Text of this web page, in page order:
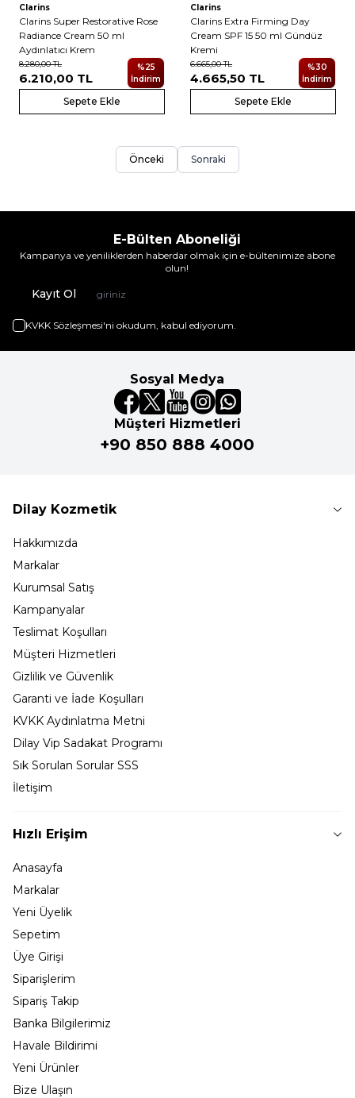
Clarins
Clarins Super Restorative Rose
Radiance Cream 50 ml
Aydınlatıcı Krem
8.280,00TL
6.210,00 TL
%25
İndirim
Sepete Ekle
Clarins
Clarins Extra Firming Day
Cream SPF 15 50 ml Gündüz
Kremi
6.665,00TL
4.665,50 TL
%30
İndirim
Sepete Ekle
Önceki Sonraki
E-Bülten Aboneliği
Kampanya ve yeniliklerden haberdar olmak için e-bültenimize abone
olun!
Kayıt Ol
KVKK Sözleşmesi'ni okudum, kabul ediyorum.
Sosyal Medya
Müşteri Hizmetleri
+90 850 888 4000
Dilay Kozmetik
Hakkımızda
Markalar
Kurumsal Satış
Kampanyalar
Teslimat Koşulları
Müşteri Hizmetleri
Gizlilik ve Güvenlik
Garanti ve İade Koşulları
KVKK Aydınlatma Metni
Dilay Vip Sadakat Programı
Sık Sorulan Sorular SSS
İletişim
Hızlı Erişim
Anasayfa
Markalar
Yeni Üyelik
Sepetim
Üye Girişi
Siparişlerim
Sipariş Takip
Banka Bilgilerimiz
Havale Bildirimi
Yeni Ürünler
Bize Ulaşın